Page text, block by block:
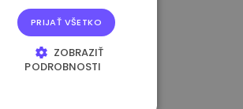
PRIJAŤ VŠETKO
ZOBRAZIŤ
PODROBNOSTI